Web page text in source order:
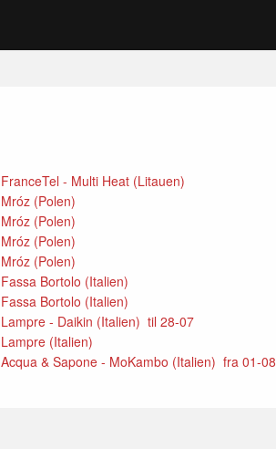
FranceTel - Multi Heat (Litauen)
Mróz (Polen)
Mróz (Polen)
Mróz (Polen)
Mróz (Polen)
Fassa Bortolo (Italien)
Fassa Bortolo (Italien)
Lampre - Daikin (Italien) til 28-07
Lampre (Italien)
Acqua & Sapone - MoKambo (Italien) fra 01-08